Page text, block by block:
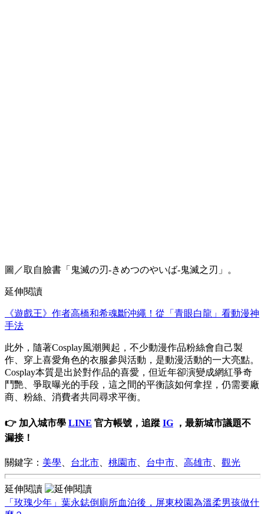
圖／取自臉書「鬼滅の刃-きめつのやいば-鬼滅之刃」。
延伸閱讀
《遊戲王》作者高橋和希魂斷沖繩！從「青眼白龍」看動漫神
手法
此外，隨著Cosplay風潮興起，不少動漫作品粉絲會自己製
作、穿上喜愛角色的衣服參與活動，是動漫活動的一大亮點。
Cosplay本質是出於對作品的喜愛，但近年卻演變成網紅爭奇
鬥艷、爭取曝光的手段，這之間的平衡該如何拿捏，仍需要廠
商、粉絲、消費者共同尋求平衡。
👉 加入城市學 LINE 官方帳號，追蹤 IG ，最新城市議題不
漏接！
關鍵字： 美學、 台北市、 桃園市、 台中市、 高雄市、 觀光
延伸閱讀
「玫瑰少年」葉永鋕倒廁所血泊後，屏東校園為溫柔男孩做什